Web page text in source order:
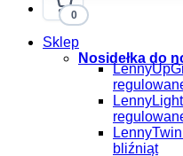
0
Sklep
Nosidełka do
bliźniąt